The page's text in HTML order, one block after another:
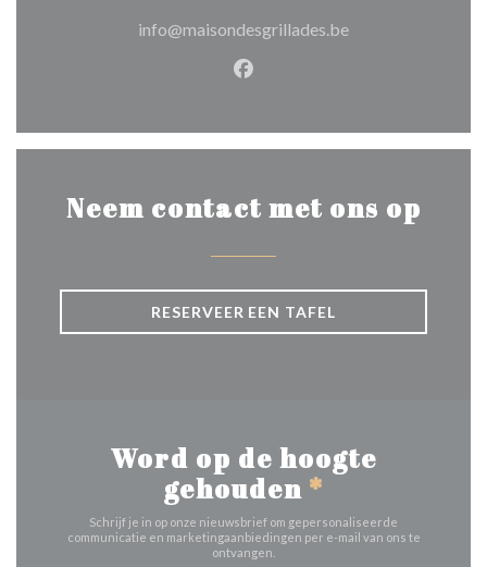
info@maisondesgrillades.be
Facebook ((opent in een
Neem contact met ons op
RESERVEER EEN TAFEL
Word op de hoogte
gehouden *
Schrijf je in op onze nieuwsbrief om gepersonaliseerde
communicatie en marketingaanbiedingen per e-mail van ons te
ontvangen.